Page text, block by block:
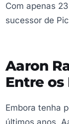
Com apenas
sucessor de
Aaron
Entre os
Embora tenha